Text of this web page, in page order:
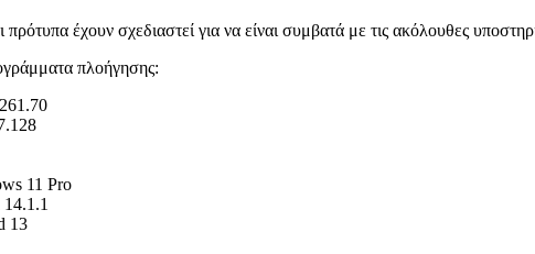
έχουν σχεδιαστεί για να είναι συμβατά με τις ακόλουθες
πλοήγησης:
11 Pro
13